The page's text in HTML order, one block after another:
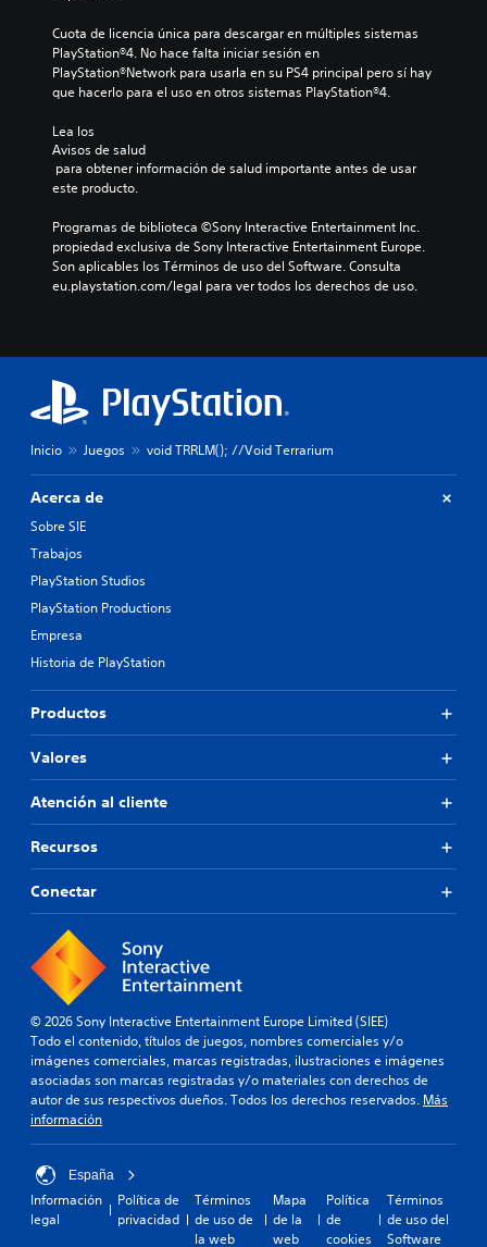
Cuota de licencia única para descargar en múltiples sistemas
PlayStation®4. No hace falta iniciar sesión en
PlayStation®Network para usarla en su PS4 principal pero sí hay
que hacerlo para el uso en otros sistemas PlayStation®4.
Lea los
Avisos de salud
este producto.
Programas de biblioteca ©Sony Interactive Entertainment Inc.
propiedad exclusiva de Sony Interactive Entertainment Europe.
Son aplicables los Términos de uso del Software. Consulta
eu.playstation.com/legal para ver todos los derechos de uso.
Inicio Juegos void TRRLM(); //Void Terrarium
Acerca de
Sobre SIE
Trabajos
PlayStation Studios
PlayStation Productions
Empresa
Historia de PlayStation
Productos
Valores
Atención al cliente
Recursos
Conectar
© 2026 Sony Interactive Entertainment Europe Limited (SIEE)
Todo el contenido, títulos de juegos, nombres comerciales y/o
imágenes comerciales, marcas registradas, ilustraciones e imágenes
asociadas son marcas registradas y/o materiales con derechos de
autor de sus respectivos dueños. Todos los derechos reservados. Más
información
España
Información
legal
Política de
privacidad
Términos
de uso de
la web
Mapa
de la
web
Política
de
cookies
Términos
de uso del
Software